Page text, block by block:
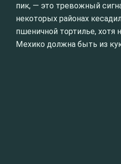
пик, — это тревожный
некоторых районах
пшеничной тортилье, хотя
Мехико должна быть из